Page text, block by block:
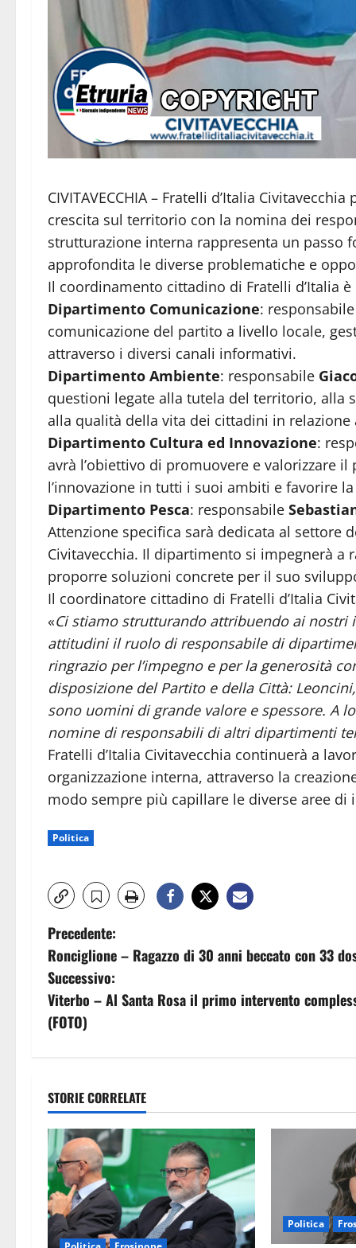
CIVITAVECCHIA – Fratelli d’Italia
crescita sul territorio con la nomina dei
strutturazione interna rappresenta un passo
approfondita le diverse problematiche e
Il coordinamento cittadino di Fratelli d’Italia
Dipartimento Comunicazione: responsabile
comunicazione del partito a livello locale,
attraverso i diversi canali informativi.
Dipartimento Ambiente: responsabile
questioni legate alla tutela del territorio, alla
alla qualità della vita dei cittadini in relazione
Dipartimento Cultura ed Innovazione:
avrà l’obiettivo di promuovere e valorizzare
l’innovazione in tutti i suoi ambiti e favorire
Dipartimento Pesca: responsabile
Attenzione specifica sarà dedicata al settore
Civitavecchia. Il dipartimento si impegnerà a
proporre soluzioni concrete per il suo
Il coordinatore cittadino di Fratelli d’Italia
«Ci stiamo strutturando attribuendo ai nostri
attitudini il ruolo di responsabile di
ringrazio per l’impegno e per la generosità
disposizione del Partito e della Città:
sono uomini di grande valore e spessore. A
nomine di responsabili di altri dipartimenti
Fratelli d’Italia Civitavecchia continuerà a
organizzazione interna, attraverso la
modo sempre più capillare le diverse aree di
Politica
N
a
v
i
a
z
i
o
n
Precedente:
Ronciglione – Ragazzo di 30 anni beccato con 33
Successivo:
Viterbo – Al Santa Rosa il primo intervento
(FOTO)
STORIE CORRELATE
Politica